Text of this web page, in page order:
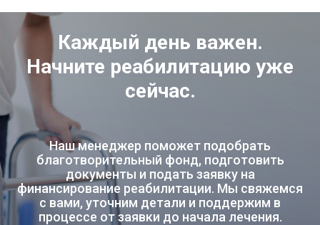
Каждый день важен.
Начните реабилитацию уже
сейчас.
Наш менеджер поможет подобрать
благотворительный фонд, подготовить
документы и подать заявку на
финансирование реабилитации. Мы свяжемся
с вами, уточним детали и поддержим в
процессе от заявки до начала лечения.